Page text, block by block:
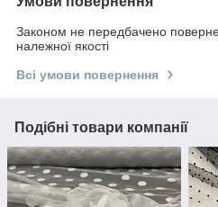
Законом не передбачено
належної якості
Всі умови повернення
Подібні товари компанії